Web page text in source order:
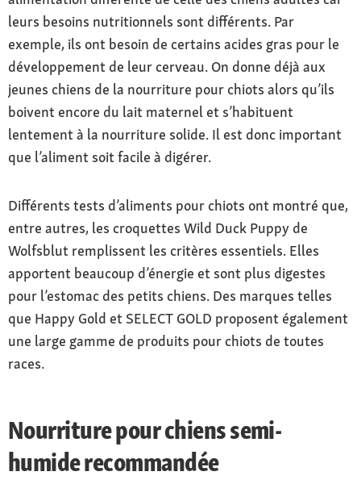
leurs besoins nutritionnels sont différents. Par
exemple, ils ont besoin de certains acides gras pour le
développement de leur cerveau. On donne déjà aux
jeunes chiens de la nourriture pour chiots alors qu’ils
boivent encore du lait maternel et s’habituent
lentement à la nourriture solide. Il est donc important
que l’aliment soit facile à digérer.
Différents tests d’aliments pour chiots ont montré que,
entre autres, les croquettes Wild Duck Puppy de
Wolfsblut remplissent les critères essentiels. Elles
apportent beaucoup d’énergie et sont plus digestes
pour l’estomac des petits chiens. Des marques telles
que Happy Gold et SELECT GOLD proposent également
une large gamme de produits pour chiots de toutes
races.
Nourriture pour chiens semi-
humide recommandée